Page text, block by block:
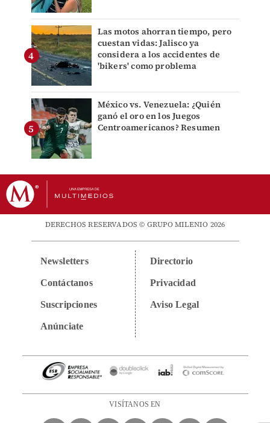
Las motos ahorran tiempo, pero
cuestan vidas: Jalisco ya
considera a los accidentes de
'bikers' como problema
México vs. Venezuela: ¿Quién
ganó el oro en los Juegos
Centroamericanos? Resumen
DERECHOS RESERVADOS © GRUPO MILENIO 2026
Newsletters
Contáctanos
Suscripciones
Anúnciate
Directorio
Privacidad
Aviso Legal
VISÍTANOS EN